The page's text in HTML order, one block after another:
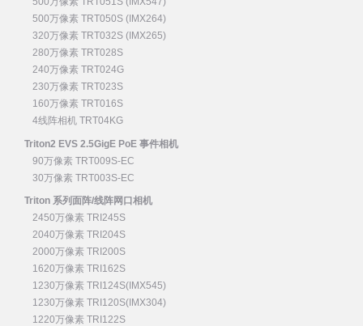
500万像素 TRT050S (IMX264)
320万像素 TRT032S (IMX265)
280万像素 TRT028S
240万像素 TRT024G
230万像素 TRT023S
160万像素 TRT016S
4线阵相机 TRT04KG
Triton2 EVS 2.5GigE PoE 事件相机
90万像素 TRT009S-EC
30万像素 TRT003S-EC
Triton 系列面阵/线阵网口相机
2450万像素 TRI245S
2040万像素 TRI204S
2000万像素 TRI200S
1620万像素 TRI162S
1230万像素 TRI124S(IMX545)
1230万像素 TRI120S(IMX304)
1220万像素 TRI122S